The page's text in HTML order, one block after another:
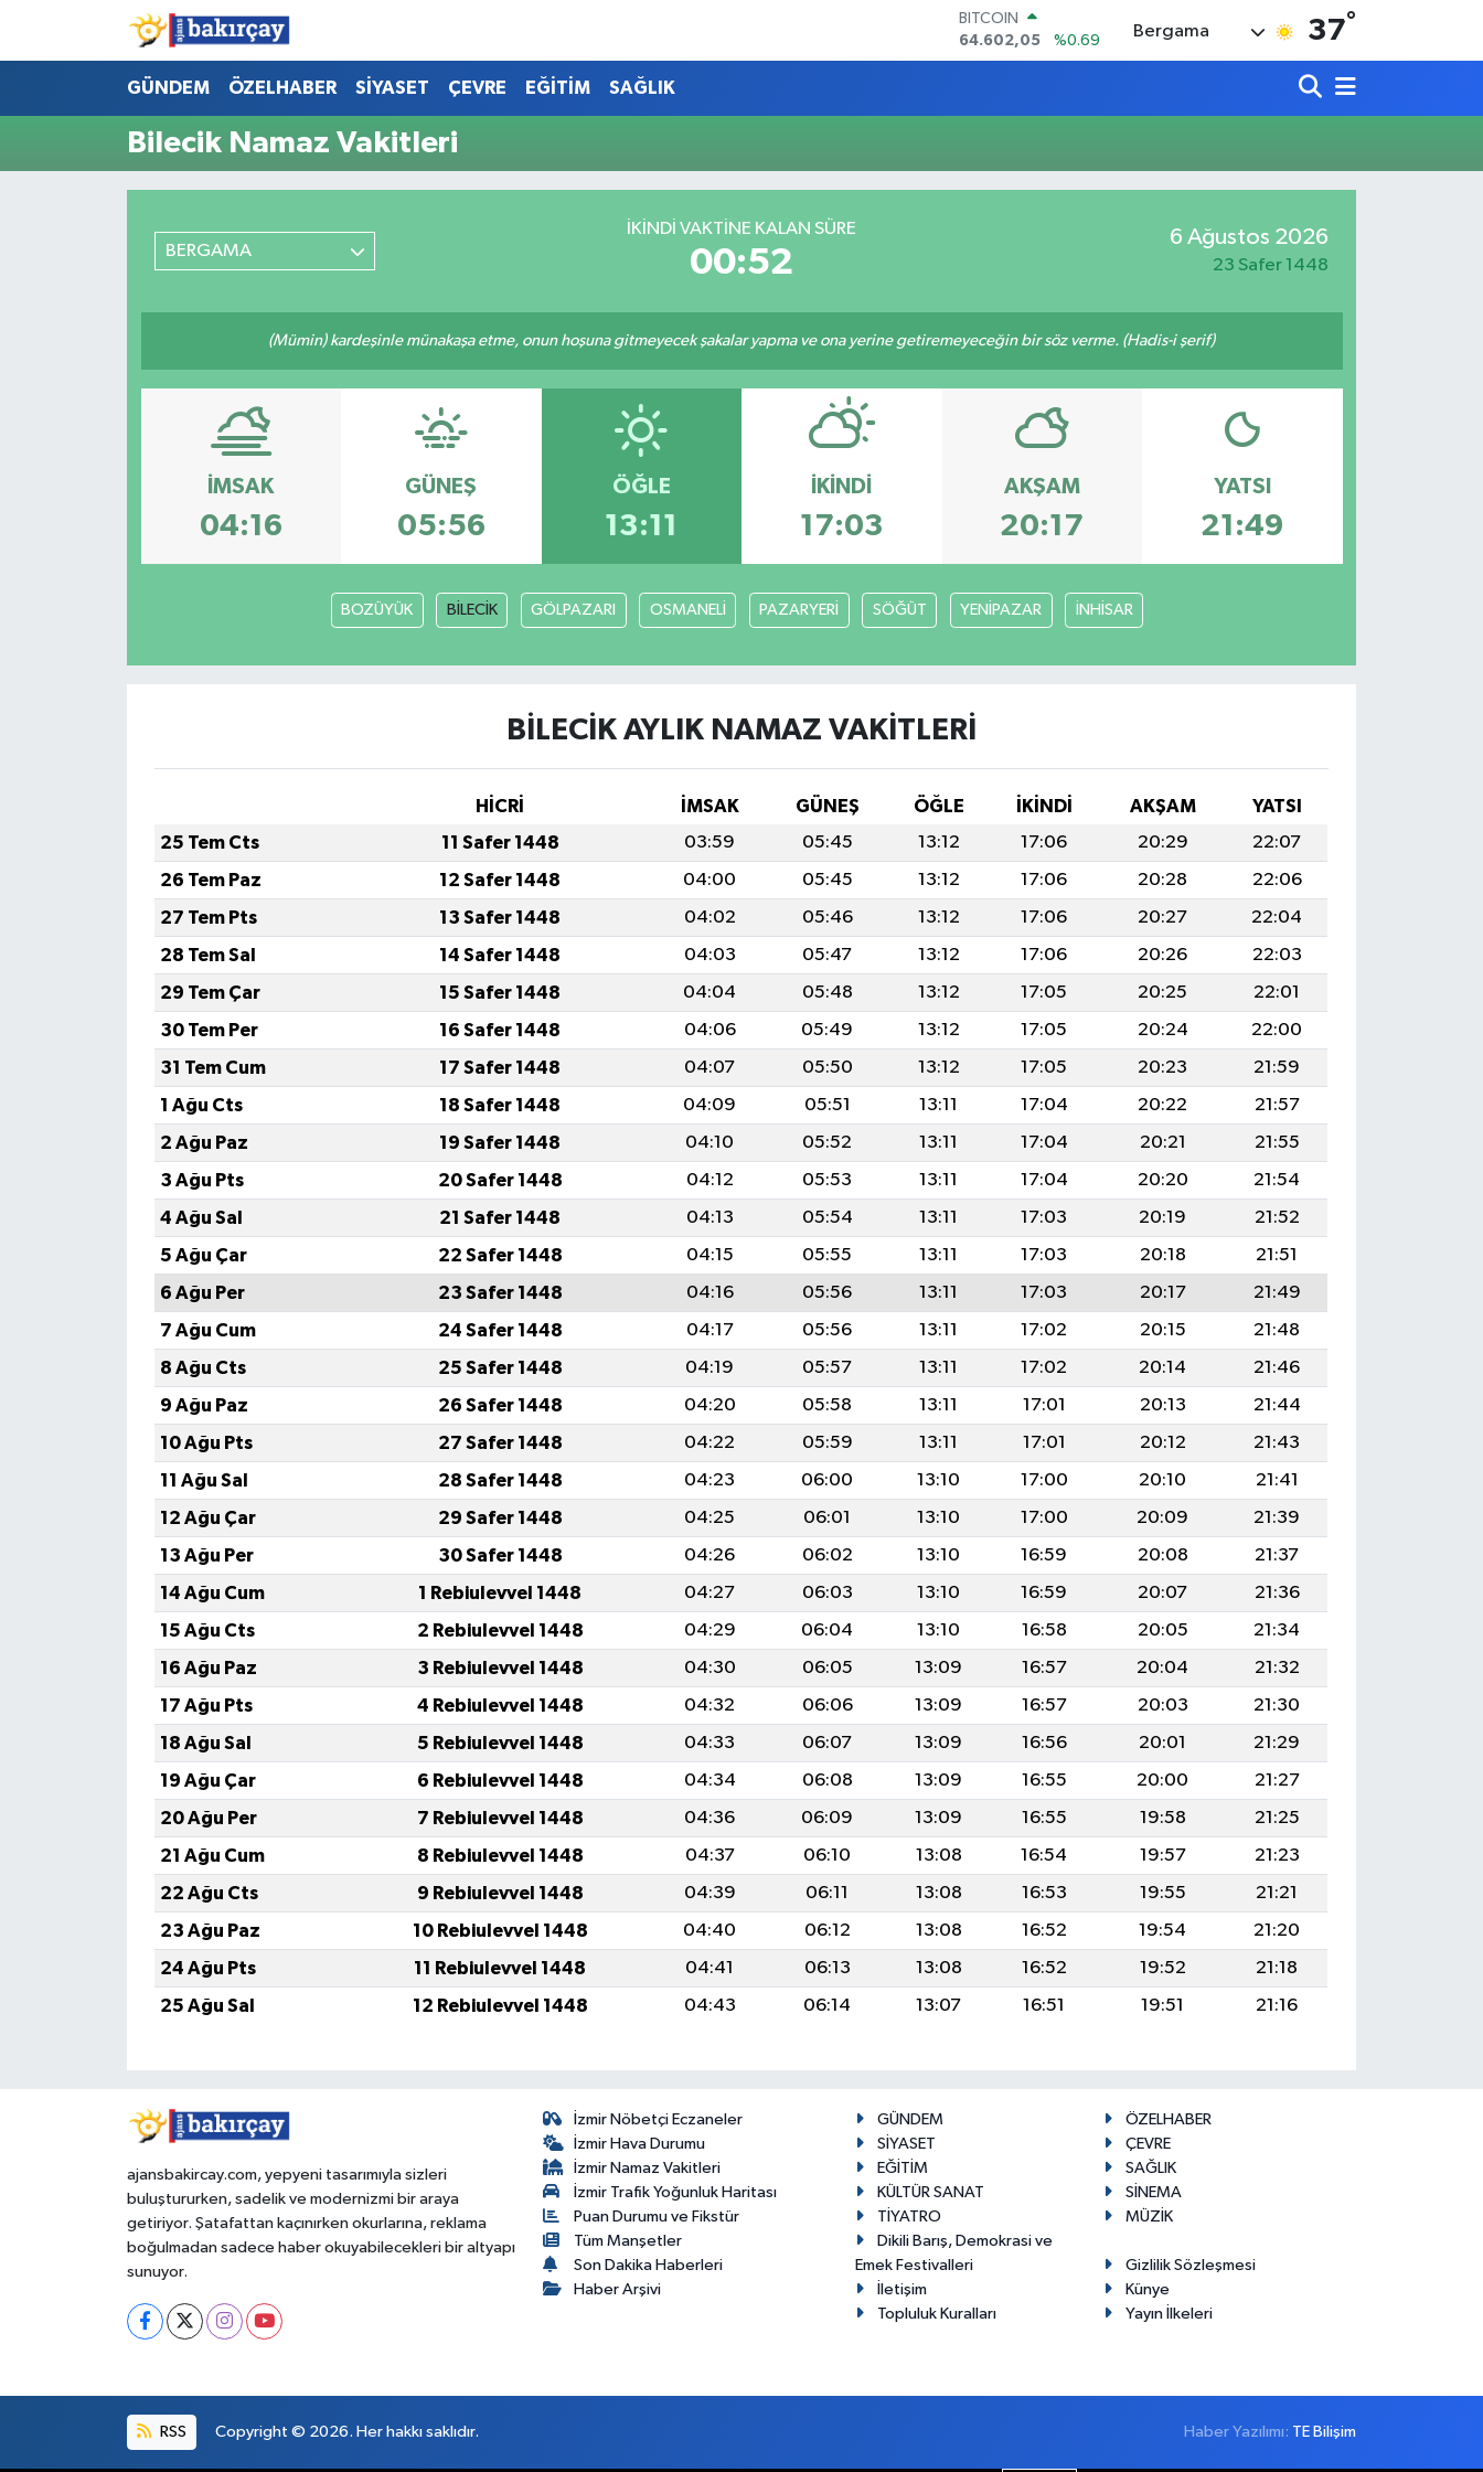
BITCOIN
64.602,05
%0.69
DOLAR
64,2438
%0.21
Bergama 37°
GÜNDEM ÖZELHABER SİYASET ÇEVRE EĞİTİM SAĞLIK
Bilecik Namaz Vakitleri
BERGAMA
İKINDI VAKTINE KALAN SÜRE
00:52
6 Ağustos 2026
23 Safer 1448
(Mümin) kardeşinle münakaşa etme, onun hoşuna gitmeyecek şakalar yapma ve ona yerine getiremeyeceğin bir söz verme. (Hadis-i şerif)
İMSAK
04:16
GÜNEŞ
05:56
ÖĞLE
13:11
İKINDI
17:03
AKŞAM
20:17
YATSI
21:49
BOZÜYÜK BİLECİK GÖLPAZARI OSMANELİ PAZARYERİ SÖĞÜT YENİPAZAR İNHİSAR
BİLECİK AYLIK NAMAZ VAKITLERI
HİCRİ İMSAK GÜNEŞ ÖĞLE İKINDI AKŞAM
YATSI
25 Tem Cts
11 Safer 1448 03:59 05:45 13:12 17:06 20:29
22:07
26 Tem Paz
12 Safer 1448 04:00 05:45 13:12 17:06 20:28
22:06
27 Tem Pts
13 Safer 1448 04:02 05:46 13:12 17:06 20:27
22:04
28 Tem Sal
14 Safer 1448 04:03 05:47 13:12 17:06 20:26
22:03
29 Tem Çar
15 Safer 1448 04:04 05:48 13:12 17:05 20:25
22:01
30 Tem Per
16 Safer 1448 04:06 05:49 13:12 17:05 20:24
22:00
31 Tem Cum
17 Safer 1448 04:07 05:50 13:12 17:05 20:23
21:59
1 Ağu Cts
18 Safer 1448 04:09 05:51 13:11 17:04 20:22
21:57
2 Ağu Paz
19 Safer 1448 04:10 05:52 13:11 17:04 20:21
21:55
3 Ağu Pts
20 Safer 1448 04:12 05:53 13:11 17:04 20:20
21:54
4 Ağu Sal
21 Safer 1448 04:13 05:54 13:11 17:03 20:19
21:52
5 Ağu Çar
22 Safer 1448 04:15 05:55 13:11 17:03 20:18
21:51
6 Ağu Per
23 Safer 1448 04:16 05:56 13:11 17:03 20:17
21:49
7 Ağu Cum
24 Safer 1448 04:17 05:56 13:11 17:02 20:15
21:48
8 Ağu Cts
25 Safer 1448 04:19 05:57 13:11 17:02 20:14
21:46
9 Ağu Paz
26 Safer 1448 04:20 05:58 13:11 17:01 20:13
21:44
10 Ağu Pts
27 Safer 1448 04:22 05:59 13:11 17:01 20:12
21:43
11 Ağu Sal
28 Safer 1448 04:23 06:00 13:10 17:00 20:10
21:41
12 Ağu Çar
29 Safer 1448 04:25 06:01 13:10 17:00 20:09
21:39
13 Ağu Per
30 Safer 1448 04:26 06:02 13:10 16:59 20:08
21:37
14 Ağu Cum
1 Rebiulevvel 1448 04:27 06:03 13:10 16:59 20:07
21:36
15 Ağu Cts
2 Rebiulevvel 1448 04:29 06:04 13:10 16:58 20:05
21:34
16 Ağu Paz
3 Rebiulevvel 1448 04:30 06:05 13:09 16:57 20:04
21:32
17 Ağu Pts
4 Rebiulevvel 1448 04:32 06:06 13:09 16:57 20:03
21:30
18 Ağu Sal
5 Rebiulevvel 1448 04:33 06:07 13:09 16:56 20:01
21:29
19 Ağu Çar
6 Rebiulevvel 1448 04:34 06:08 13:09 16:55 20:00
21:27
20 Ağu Per
7 Rebiulevvel 1448 04:36 06:09 13:09 16:55 19:58
21:25
21 Ağu Cum
8 Rebiulevvel 1448 04:37 06:10 13:08 16:54 19:57
21:23
22 Ağu Cts
9 Rebiulevvel 1448 04:39 06:11 13:08 16:53 19:55
21:21
23 Ağu Paz
10 Rebiulevvel 1448 04:40 06:12 13:08 16:52 19:54
21:20
24 Ağu Pts
11 Rebiulevvel 1448 04:41 06:13 13:08 16:52 19:52
21:18
25 Ağu Sal
12 Rebiulevvel 1448 04:43 06:14 13:07 16:51 19:51 21:16
ajansbakircay.com, yepyeni tasarımıyla sizleri
buluştururken, sadelik ve modernizmi bir araya
getiriyor. Şatafattan kaçınırken okurlarına, reklama
boğulmadan sadece haber okuyabilecekleri bir altyapı
sunuyor.
İzmir Nöbetçi Eczaneler
İzmir Hava Durumu
İzmir Namaz Vakitleri
İzmir Trafik Yoğunluk Haritası
Puan Durumu ve Fikstür
Tüm Manşetler
Son Dakika Haberleri
Haber Arşivi
GÜNDEM
ÖZELHABER
SİYASET
ÇEVRE
EĞİTİM
SAĞLIK
KÜLTÜR SANAT
SİNEMA
TİYATRO
MÜZİK
Dikili Barış, Demokrasi ve
Emek Festivalleri
Gizlilik Sözleşmesi
İletişim
Künye
Topluluk Kuralları
Yayın İlkeleri
RSS Copyright © 2026. Her hakkı saklıdır. Haber Yazılımı: TE Bilişim
İzmir Nöbetçi Eczaneler
İzmir Hava Durumu
İzmir Namaz Vakitleri
İzmir Trafik Yoğunluk Haritası
Süper Lig Puan Durumu ve Fikstür
Son Dakika Haberleri